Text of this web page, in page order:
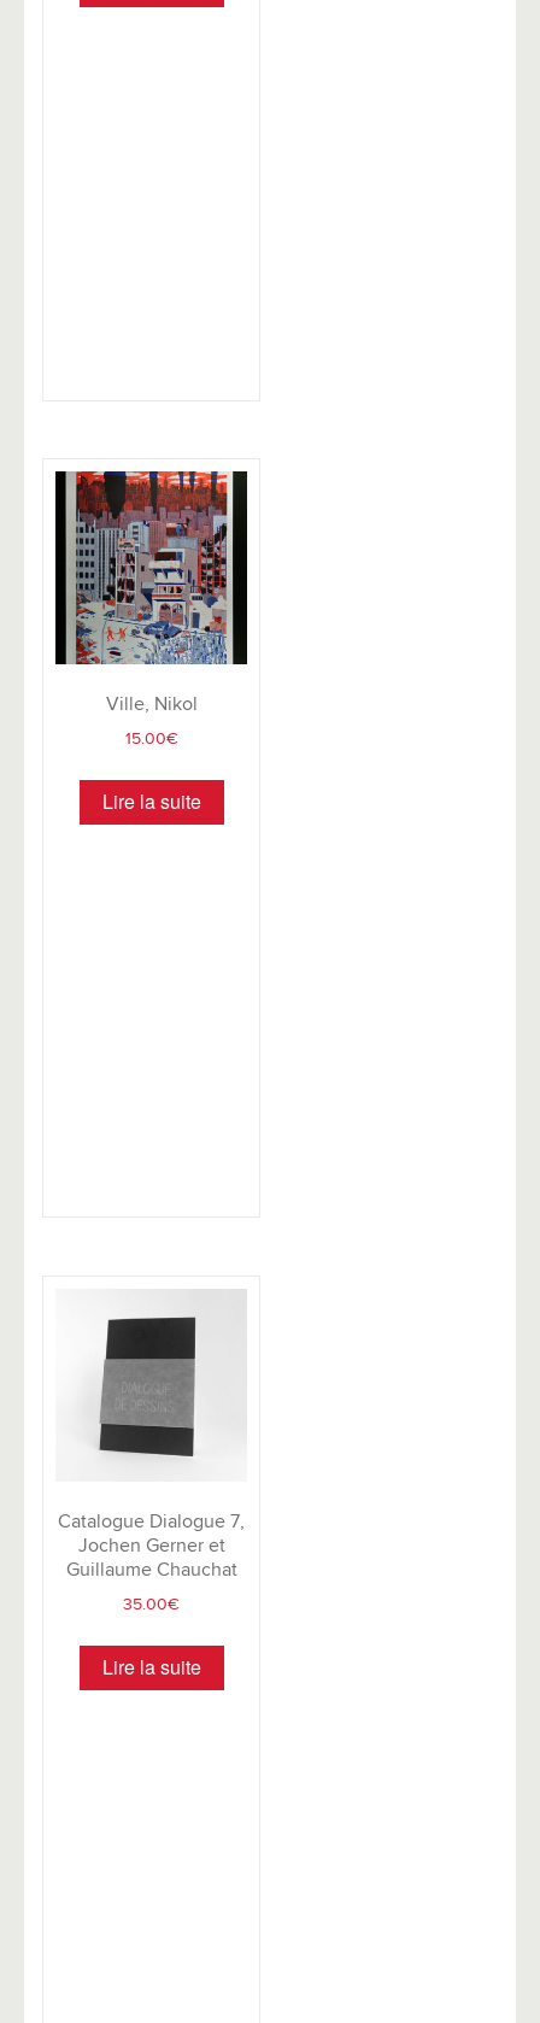
Ville, Nikol
15.00€
Lire la suite
Catalogue Dialogue 7,
Jochen Gerner et
Guillaume Chauchat
35.00€
Lire la suite